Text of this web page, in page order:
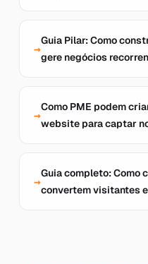
Guia Pilar: Como
gere negócios
Como PME podem
website para captar
Guia completo: Como
convertem visitantes